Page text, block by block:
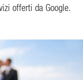
offerti da Google.